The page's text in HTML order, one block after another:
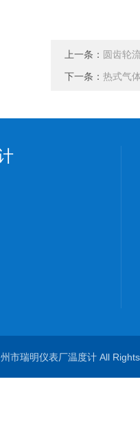
上一条： 圆齿轮
下一条： 热式气
州市瑞明仪表厂温度计 All